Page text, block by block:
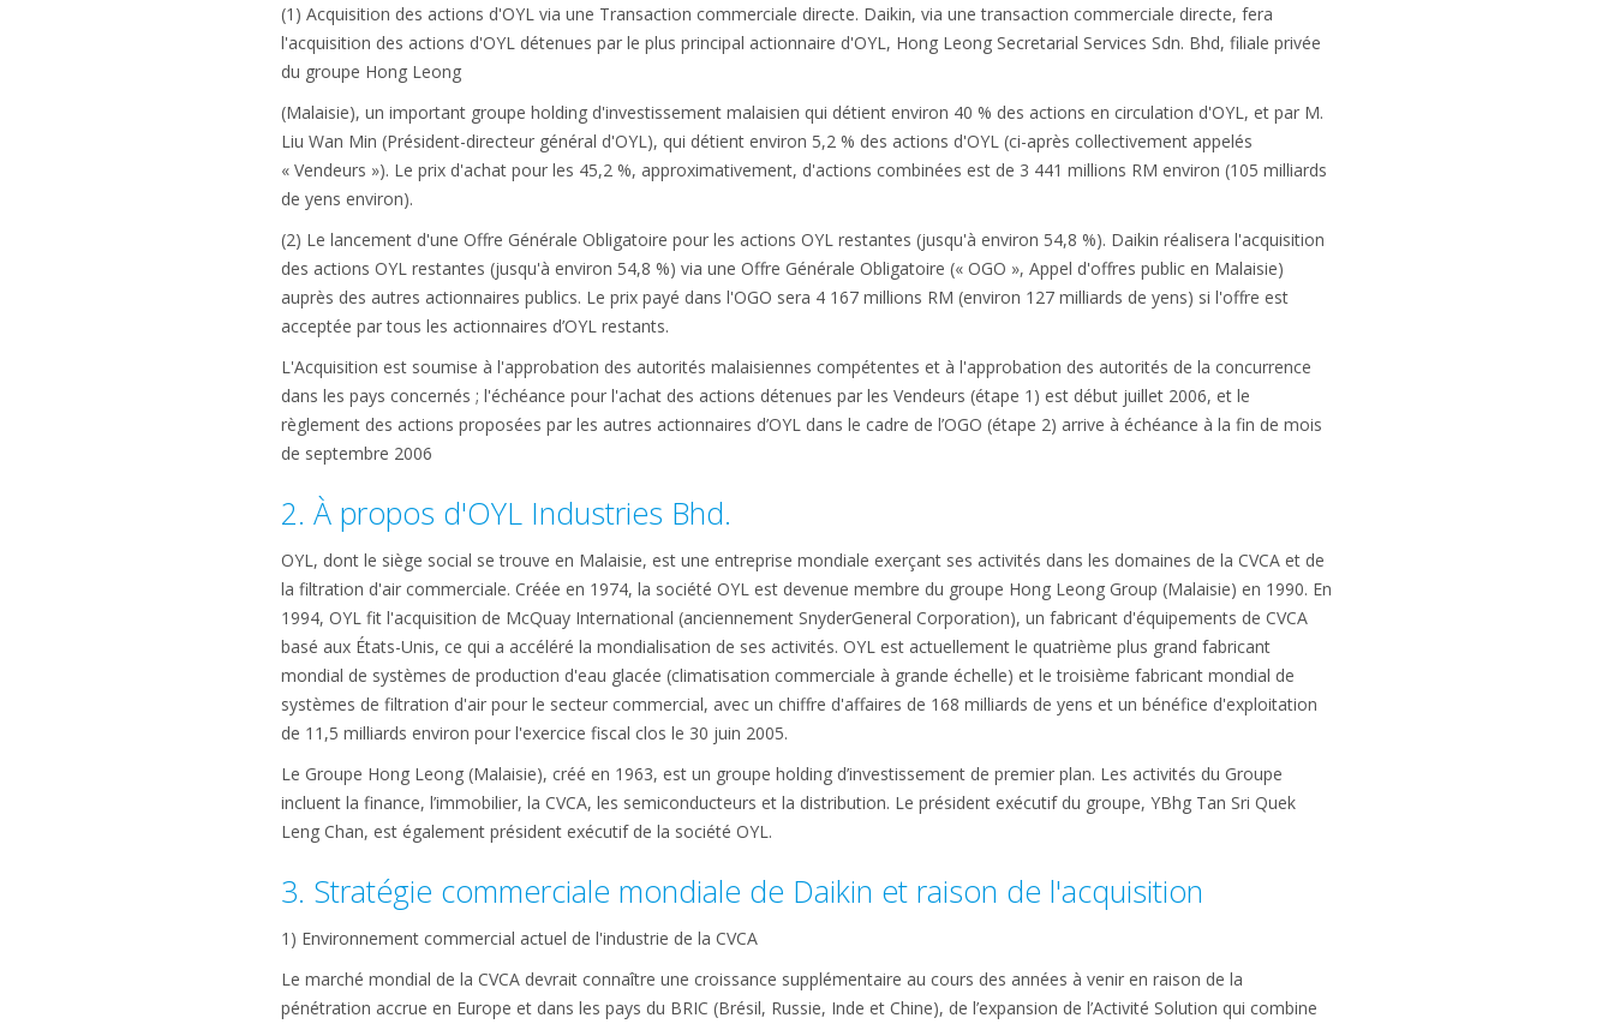
(1) Acquisition des actions d'OYL via une Transaction commerciale directe. Daikin, via une transaction commerciale directe, fera
l'acquisition des actions d'OYL détenues par le plus principal actionnaire d'OYL, Hong Leong Secretarial Services Sdn. Bhd, filiale privée
du groupe Hong Leong
(Malaisie), un important groupe holding d'investissement malaisien qui détient environ 40 % des actions en circulation d'OYL, et par M.
Liu Wan Min (Président-directeur général d'OYL), qui détient environ 5,2 % des actions d'OYL (ci-après collectivement appelés
« Vendeurs »). Le prix d'achat pour les 45,2 %, approximativement, d'actions combinées est de 3 441 millions RM environ (105 milliards
de yens environ).
(2) Le lancement d'une Offre Générale Obligatoire pour les actions OYL restantes (jusqu'à environ 54,8 %). Daikin réalisera l'acquisition
des actions OYL restantes (jusqu'à environ 54,8 %) via une Offre Générale Obligatoire (« OGO », Appel d'offres public en Malaisie)
auprès des autres actionnaires publics. Le prix payé dans l'OGO sera 4 167 millions RM (environ 127 milliards de yens) si l'offre est
acceptée par tous les actionnaires d’OYL restants.
L'Acquisition est soumise à l'approbation des autorités malaisiennes compétentes et à l'approbation des autorités de la concurrence
dans les pays concernés ; l'échéance pour l'achat des actions détenues par les Vendeurs (étape 1) est début juillet 2006, et le
règlement des actions proposées par les autres actionnaires d’OYL dans le cadre de l’OGO (étape 2) arrive à échéance à la fin de mois
de septembre 2006
2. À propos d'OYL Industries Bhd.
OYL, dont le siège social se trouve en Malaisie, est une entreprise mondiale exerçant ses activités dans les domaines de la CVCA et de
la filtration d'air commerciale. Créée en 1974, la société OYL est devenue membre du groupe Hong Leong Group (Malaisie) en 1990. En
1994, OYL fit l'acquisition de McQuay International (anciennement SnyderGeneral Corporation), un fabricant d'équipements de CVCA
basé aux États-Unis, ce qui a accéléré la mondialisation de ses activités. OYL est actuellement le quatrième plus grand fabricant
mondial de systèmes de production d'eau glacée (climatisation commerciale à grande échelle) et le troisième fabricant mondial de
systèmes de filtration d'air pour le secteur commercial, avec un chiffre d'affaires de 168 milliards de yens et un bénéfice d'exploitation
de 11,5 milliards environ pour l'exercice fiscal clos le 30 juin 2005.
Le Groupe Hong Leong (Malaisie), créé en 1963, est un groupe holding d’investissement de premier plan. Les activités du Groupe
incluent la finance, l’immobilier, la CVCA, les semiconducteurs et la distribution. Le président exécutif du groupe, YBhg Tan Sri Quek
Leng Chan, est également président exécutif de la société OYL.
3. Stratégie commerciale mondiale de Daikin et raison de l'acquisition
1) Environnement commercial actuel de l'industrie de la CVCA
Le marché mondial de la CVCA devrait connaître une croissance supplémentaire au cours des années à venir en raison de la
pénétration accrue en Europe et dans les pays du BRIC (Brésil, Russie, Inde et Chine), de l’expansion de l’Activité Solution qui combine